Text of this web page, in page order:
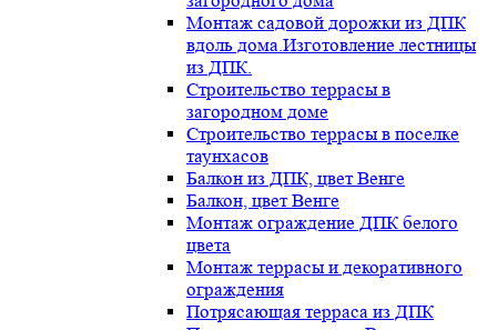
Монтаж садовой дорожки из ДПК
вдоль дома.Изготовление лестницы
из ДПК.
Строительство террасы в
загородном доме
Строительство террасы в поселке
таунхасов
Балкон из ДПК, цвет Венге
Балкон, цвет Венге
Монтаж ограждение ДПК белого
цвета
Монтаж террасы и декоративного
ограждения
Потрясающая терраса из ДПК